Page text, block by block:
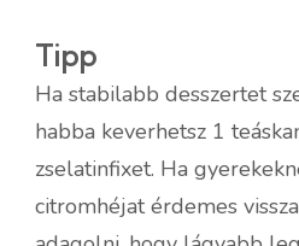
Tipp
Ha stabilabb desszertet
habba keverhetsz 1
zselatinfixet. Ha
citromhéjat érdemes